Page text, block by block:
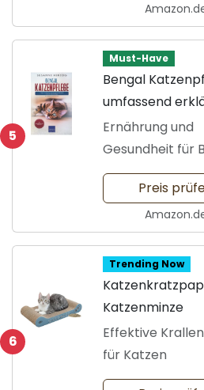
5
Must-Have
Bengal
umfassend
Ernährung und
Gesundheit für
Katzen
Preis
6
Trending Now
Katzenminze
Effektive
für Katzen